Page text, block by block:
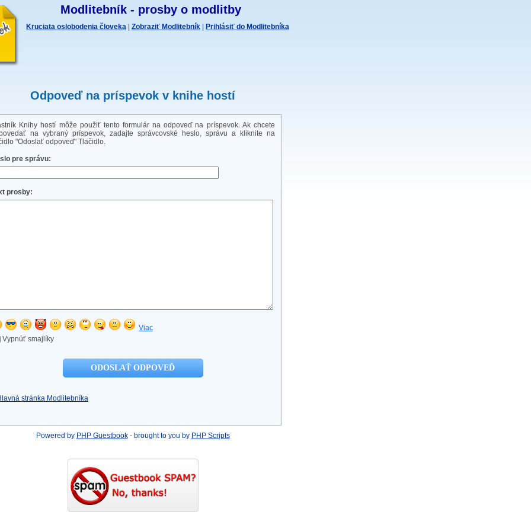
Modlitebník - prosby o modlitby
Kruciata oslobodenia človeka Zobraziť Modlitebník Prihlásiť do Modlitebníka
Odpoveď na príspevok v knihe hostí
Knihy hostí môže použiť tento formulár na odpoveď na príspevok. Ak chcete
na vybraný príspevok, zadajte správcovské heslo, správu a kliknite na
"Odoslať odpoveď" Tlačidlo.
pre správu:
prosby:
Viac
Vypnúť smajlíky
stránka Modlitebníka
Powered by PHP Guestbook- brought to you by PHP Scripts